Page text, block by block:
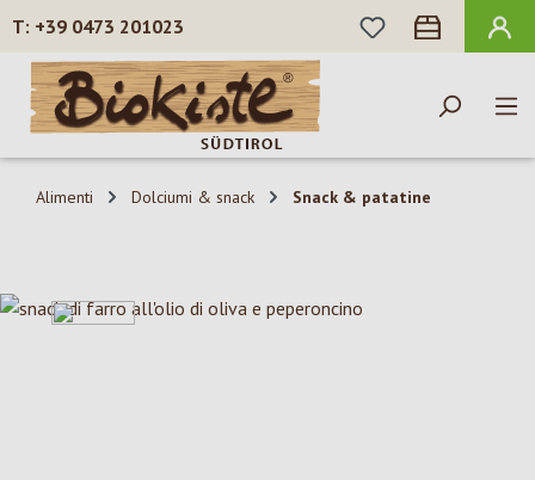
Passa al contenuto principale
+39 0473 201023
HAI 0 ARTICOLI
Alimenti Dolciumi & snack Snack & patatine
Salta la galleria di immagini